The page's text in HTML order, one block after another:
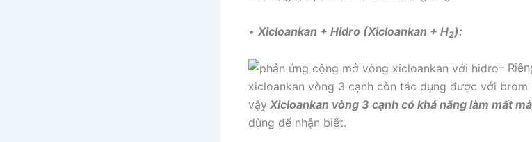
• Xicloankan + Hidro (Xicloankan + H2):
–
xicloankan vòng 3 cạnh còn tác dụng được với brom
vậy Xicloankan vòng 3 cạnh có khả năng làm mất
dùng để nhận biết.